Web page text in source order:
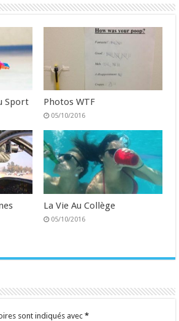
Sport Photos WTF
05/10/2016
La Vie Au Collège
05/10/2016
sont indiqués avec *